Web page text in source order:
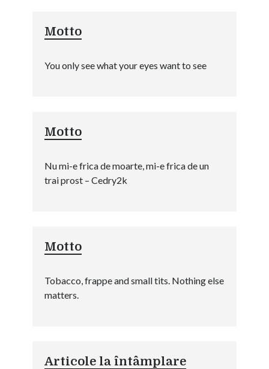
Motto
You only see what your eyes want to see
Motto
Nu mi-e frica de moarte, mi-e frica de un
trai prost – Cedry2k
Motto
Tobacco, frappe and small tits. Nothing else
matters.
Articole la întâmplare